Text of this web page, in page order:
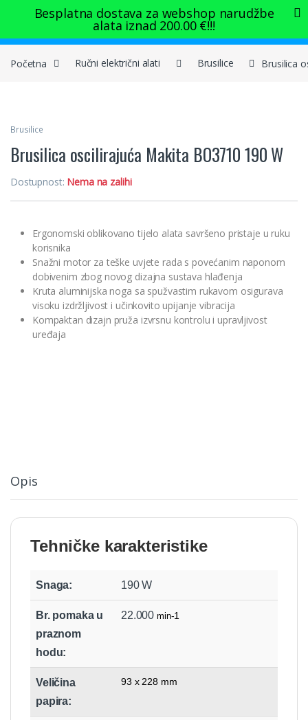
Skip to navigation
Skip to content
Početna Ručni električni alati Brusilice Brusilica
Brusilice
Brusilica oscilirajuća Makita BO3710 190 W
Dostupnost: Nema na zalihi
Ergonomski oblikovano tijelo alata savršeno pristaje u ruku
korisnika
Snažni motor za teške uvjete rada s povećanim naponom
dobivenim zbog novog dizajna sustava hlađenja
Kruta aluminijska noga sa spužvastim rukavom osigurava
visoku izdržljivost i učinkovito upijanje vibracija
Kompaktan dizajn pruža izvrsnu kontrolu i upravljivost
uređaja
Opis
Tehničke karakteristike
Snaga: 190 W
Br. pomaka u
praznom
hodu:
22.000min-1
Veličina
papira:
93 x 228 mm
Besplatna dostava za webshop narudžbe
alata iznad 200.00 €!!!